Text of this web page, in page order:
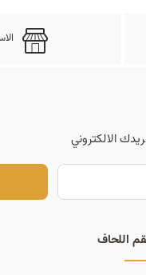
الالكتروني
اللحاف